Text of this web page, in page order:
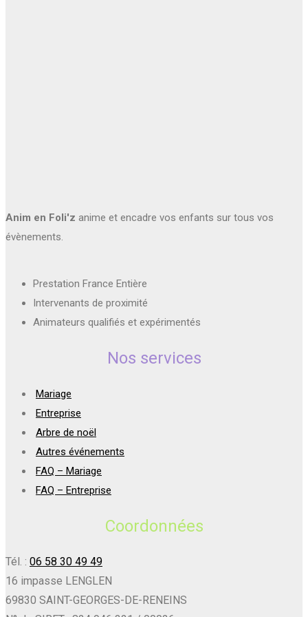
Anim en Foli'z anime et encadre vos enfants sur tous vos
évènements.
Prestation France Entière
Intervenants de proximité
Animateurs qualifiés et expérimentés
Nos services
Mariage
Entreprise
Arbre de noël
Autres événements
FAQ – Mariage
FAQ – Entreprise
Coordonnées
Tél. : 06 58 30 49 49
16 impasse LENGLEN
69830 SAINT-GEORGES-DE-RENEINS